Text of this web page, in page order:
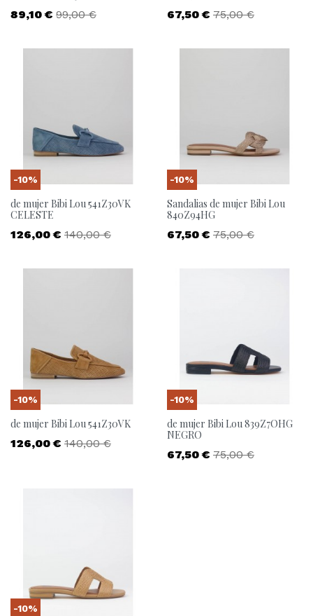
Precio
89,10 € Precio base
99,00 €
Precio
67,50 € Precio base
75,00 €
de mujer Bibi Lou 541Z30VK
CELESTE
Precio
126,00 € Precio base
140,00 €
-10%
Sandalias de mujer Bibi Lou
840Z94HG
Precio
67,50 € Precio base
75,00 €
-10%
de mujer Bibi Lou 541Z30VK
Precio
126,00 € Precio base
140,00 €
-10%
de mujer Bibi Lou 839Z7OHG
NEGRO
Precio
67,50 € Precio base
75,00 €
-10%
-10%